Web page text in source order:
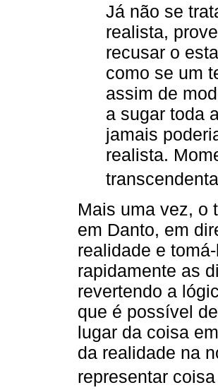
Já não se
realista,
recusar o
como se um
assim de
a sugar toda
jamais
realista.
Mais uma vez, o
em Danto, em
realidade e
rapidamente as
revertendo a
que é possível
lugar da coisa
da realidade na
representar